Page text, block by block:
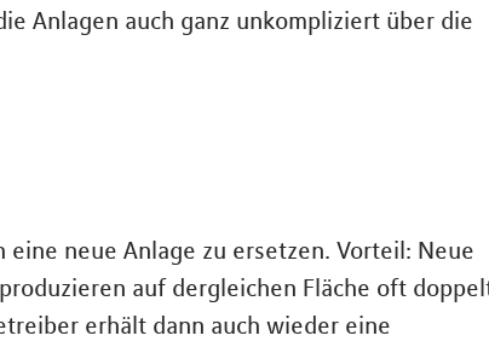
Anlagen auch ganz unkompliziert über die
neue Anlage zu ersetzen. Vorteil: Neue
auf dergleichen Fläche oft
erhält dann auch wieder eine